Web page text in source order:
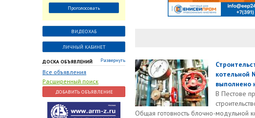
обработки заказов и
оперативной отгрузки
продукции конечному
потребителю?
Проголосовать
ВИДЕОХАБ
ЛИЧНЫЙ КАБИНЕТ
ДОСКА ОБЪЯВЛЕНИЙ Развернуть
Все объявления
Расширенный поиск
ДОБАВИТЬ ОБЪЯВЛЕНИЕ
котельной
выполнено
В Пестове
Общая готовность блочно-модульной